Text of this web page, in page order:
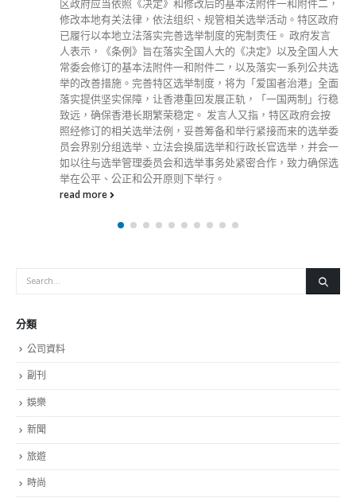
区政府应当依照《决定》和修改后的基本法附件一和附件二，
修改本地有关法律，依法组织、规管相关选举活动。特区政府
已履行以本地立法落实完善选举制度的宪制责任。 政府发言
人表示，《条例》旨在落实全国人大的《决定》以及全国人大
常委会修订的基本法附件一和附件二，以及落实一系列公共选
举的改善措施。完善特区选举制度，将为「爱国者治港」全面
落实提供坚实保障，让香港重回发展正轨，「一国两制」行稳
致远，确保香港长期繁荣稳定。 发言人又指，特区政府会按
照经修订的相关选举法例，妥善筹备和举行紧接而来的选举委
员会界别分组选举、立法会换届选举和行政长官选举，并会一
如以往与选举管理委员会和选举事务处紧密合作，致力确保选
举在公平、公正和公开原则下举行。
read more
分類
公司資料
副刊
娛樂
新聞
旅遊
時尚